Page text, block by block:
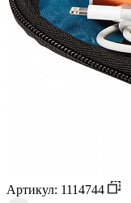
Артикул: 1114744